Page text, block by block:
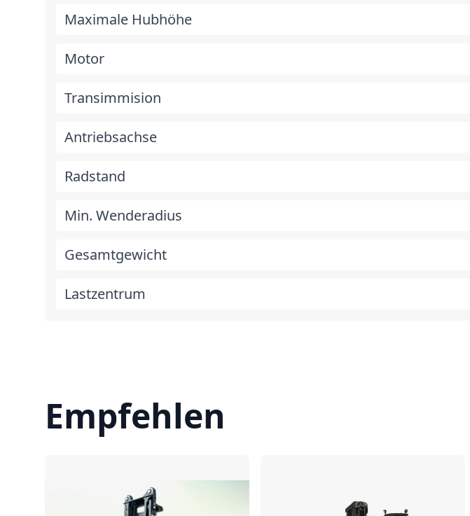
Maximale Hubhöhe
Motor
Transimmision
Antriebsachse
Radstand
Min. Wenderadius
Gesamtgewicht
Lastzentrum
Empfehlen